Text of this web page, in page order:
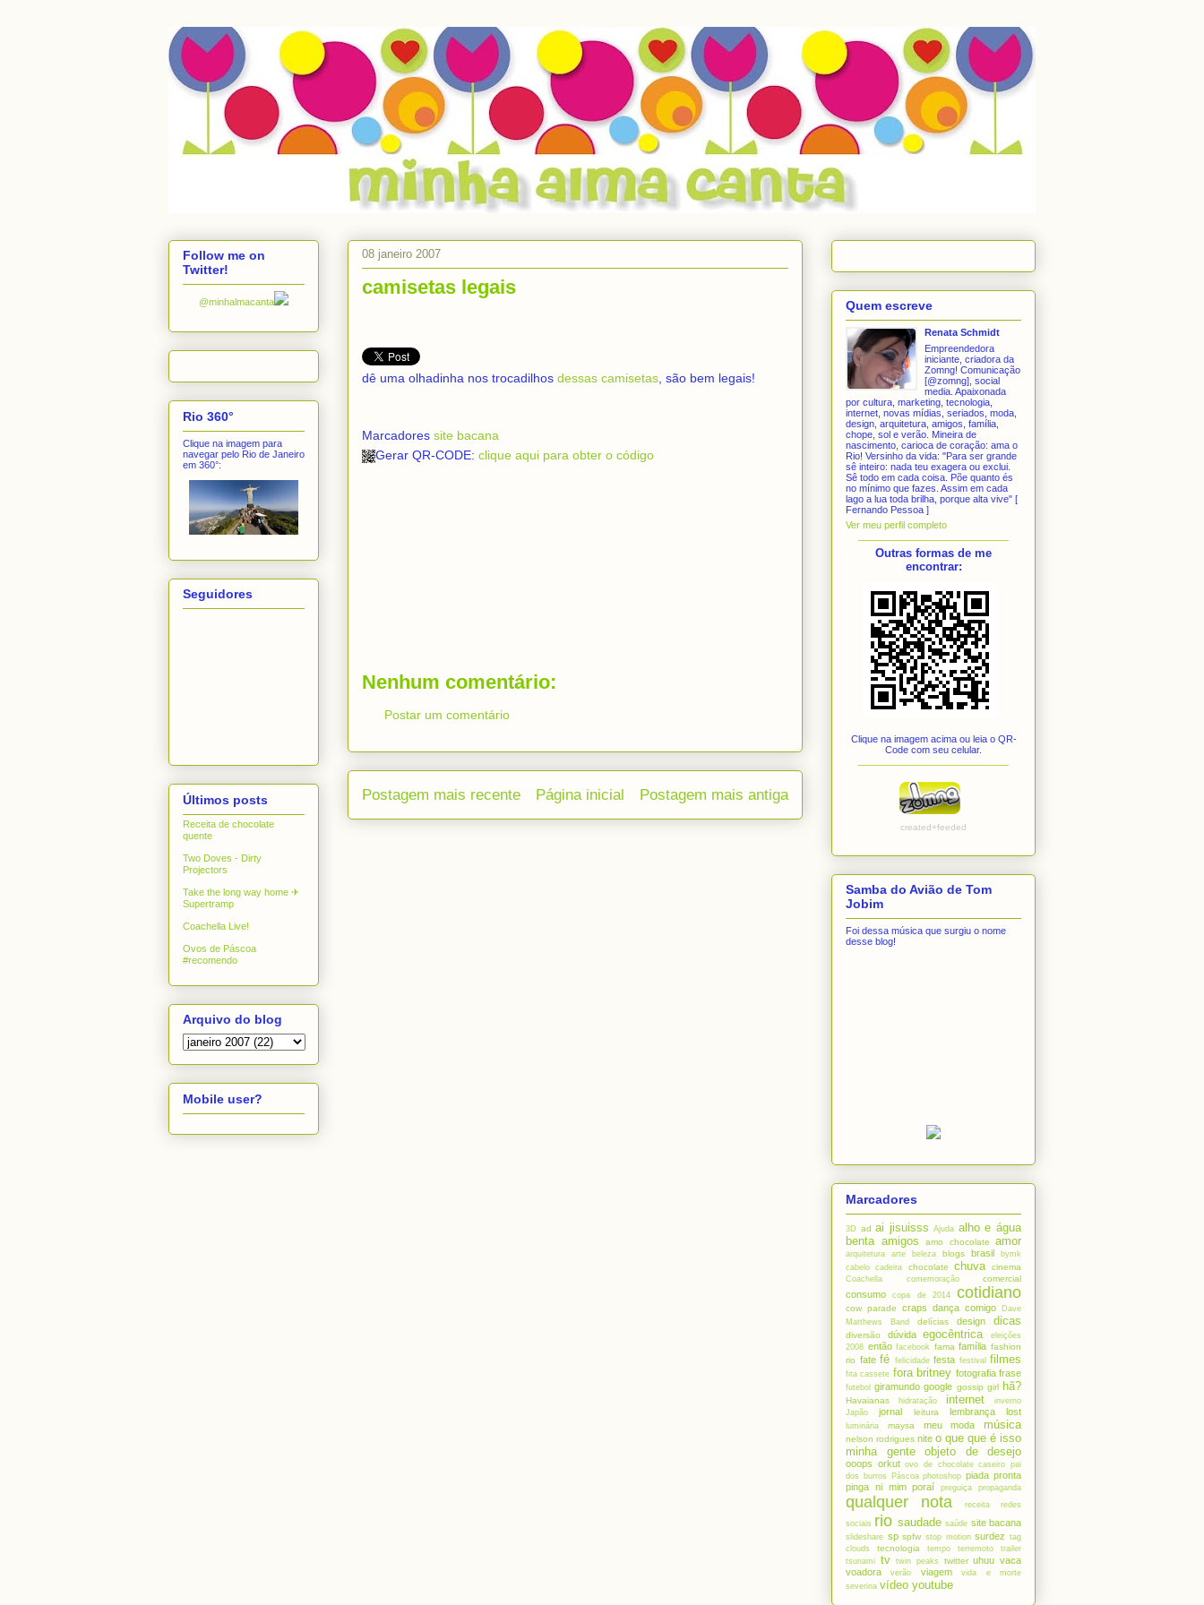
08 janeiro 2007
camisetas legais
dê uma olhadinha nos trocadilhos dessas camisetas , são bem legais!
Marcadores site bacana
Gerar QR-CODE: clique aqui para obter o código
Nenhum comentário:
Postar um comentário
Postagem mais recente Postagem mais antiga
Página inicial
Follow me on
Twitter!
@minhalmacanta
Rio 360°
Clique na imagem para
navegar pelo Rio de Janeiro
em 360°:
Seguidores
Últimos posts
Receita de chocolate
quente
Two Doves - Dirty
Projectors
Take the long way home ✈
Supertramp
Coachella Live!
Ovos de Páscoa
#recomendo
Arquivo do blog
Mobile user?
Quem escreve
Renata Schmidt
Empreendedora
iniciante, criadora da
Zomng! Comunicação
[@zomng], social
media. Apaixonada
por cultura, marketing, tecnologia,
internet, novas mídias, seriados, moda,
design, arquitetura, amigos, família,
chope, sol e verão. Mineira de
nascimento, carioca de coração: ama o
Rio! Versinho da vida: "Para ser grande
sê inteiro: nada teu exagera ou exclui.
Sê todo em cada coisa. Põe quanto és
no mínimo que fazes. Assim em cada
lago a lua toda brilha, porque alta vive" [
Fernando Pessoa ]
Ver meu perfil completo
Outras formas de me
encontrar:
Clique na imagem acima ou leia o QR-
Code com seu celular.
created+feeded
Samba do Avião de Tom
Jobim
Foi dessa música que surgiu o nome
desse blog!
Marcadores
3D ad ai jisuisss Ajuda alho e água
benta amigos amo chocolate amor
arquitetura arte beleza blogs brasil
bymk
cabelo
cadeira chocolate chuva cinema
Coachella comemoração comercial
consumo copa de 2014 cotidiano
cow parade craps dança comigo
Dave
Matthews Band
delícias design dicas
diversão dúvida egocêntrica
eleições
2008 então facebook fama família fashion
rio fate fé felicidade festa festival filmes
fita cassete fora britney fotografia frase
futebol giramundo google gossip girl hã?
Havaianas hidratação internet
inverno
Japão
jornal leitura lembrança lost
luminária maysa meu moda música
nelson rodrigues nite o que que é isso
minha gente
objeto de desejo
ooops orkut ovo de chocolate caseiro
pai
dos burros
Páscoa photoshop piada pronta
pinga ni mim poraí preguiça propaganda
qualquer nota receita redes
sociais rio saudade saúde site bacana
slideshare sp spfw stop motion surdez
tag
clouds
tecnologia tempo terremoto
trailer
tsunami tv twin peaks twitter uhuu vaca
voadora
verão viagem
vida e morte
severina vídeo youtube